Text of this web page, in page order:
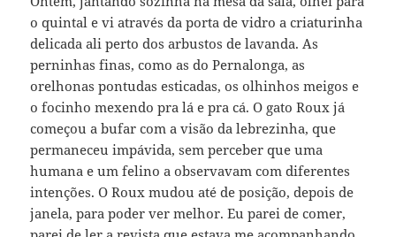
o quintal e vi através da porta de vidro a criaturinha
delicada ali perto dos arbustos de lavanda. As
perninhas finas, como as do Pernalonga, as
orelhonas pontudas esticadas, os olhinhos meigos e
o focinho mexendo pra lá e pra cá. O gato Roux já
começou a bufar com a visão da lebrezinha, que
permaneceu impávida, sem perceber que uma
humana e um felino a observavam com diferentes
intenções. O Roux mudou até de posição, depois de
janela, para poder ver melhor. Eu parei de comer,